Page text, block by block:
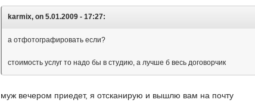
karmix, on 5.01.2009 - 17:27:
а отфотографировать если?
стоимость услуг то надо бы в студию, а лучше б весь договорчик
муж вечером приедет, я отсканирую и вышлю вам на почту